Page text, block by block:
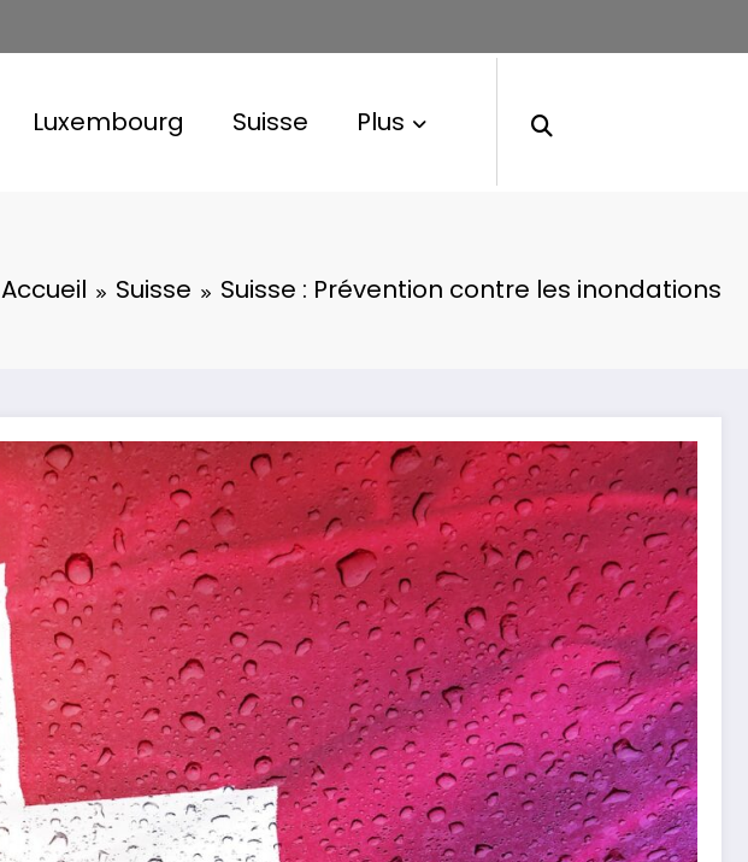
Luxembourg Suisse Plus
Accueil Suisse Suisse : Prévention contre les inondations